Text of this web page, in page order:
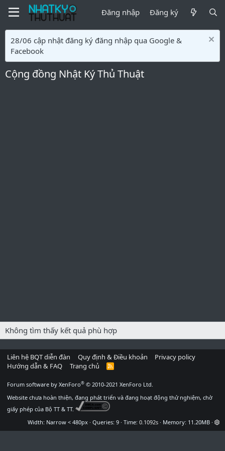
Đăng nhập Đăng ký
28/06 cập nhật đăng ký đăng nhập qua Google &
Facebook
Cộng đồng Nhật Ký Thủ Thuật
Không tìm thấy kết quả phù hợp
Liên hệ BQT diễn đàn Quy định & Điều khoản
Privacy policy
Hướng dẫn & FAQ
Trang chủ
R
Forum software by XenForo® © 2010-2021 XenForo Ltd.
Website chưa hoàn thiện, đang phát triển và đang hoạt động thử nghiệm, chờ
giấy phép của Bộ TT & TT.
Width
Queries 9 Time 0.1092s Memory 11.20MB